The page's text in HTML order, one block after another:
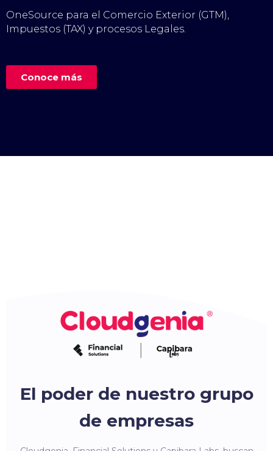
OneSource para el Comercio Exterior (GTM),
Impuestos (TAX) y procesos Legales.
Conoce más
El poder de nuestro grupo
de empresas